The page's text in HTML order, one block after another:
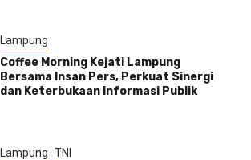
Lampung
Coffee Morning Kejati Lampung
Bersama Insan Pers, Perkuat Sinergi
dan Keterbukaan Informasi Publik
Lampung TNI